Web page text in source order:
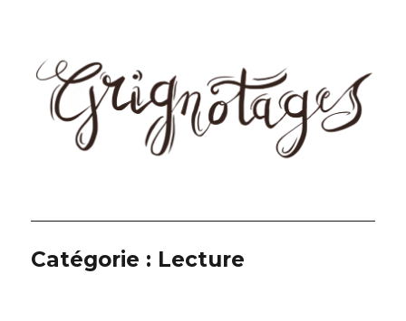
Catégorie : Lecture